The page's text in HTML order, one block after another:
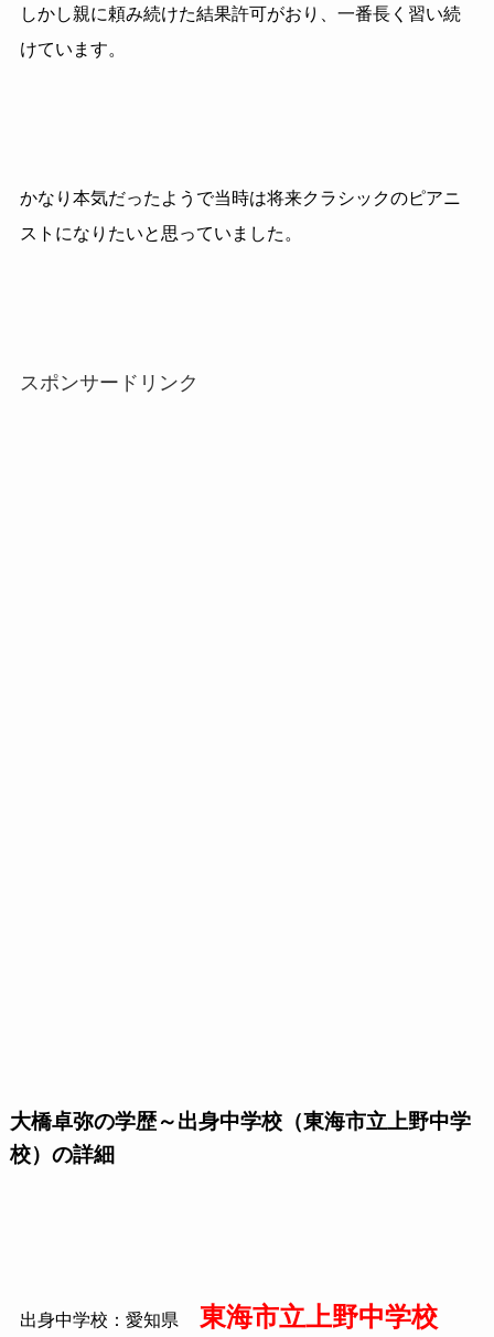
しかし親に頼み続けた結果許可がおり、一番長く習い続
けています。
かなり本気だったようで当時は将来クラシックのピアニ
ストになりたいと思っていました。
スポンサードリンク
大橋卓弥の学歴～出身中学校（東海市立上野中学
校）の詳細
出身中学校：愛知県 東海市立上野中学校